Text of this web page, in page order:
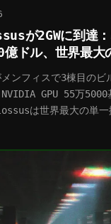
が2GWに到達
億ドル、世界最
ンフィスで3棟目のビ
NVIDIA GPU 55万
は世界最大の単一